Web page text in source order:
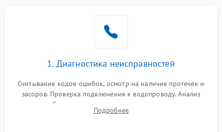
Проблемы с1. Диагностика неисправностей
Считывание кодов ошибок, осмотр на наличие протечек и
засоров. Проверка подключения к водопроводу. Анализ
жалоб на отсутствие слива, нагрева, вращения
разбрызгивателей или срабатывание системы защиты
Подробнее